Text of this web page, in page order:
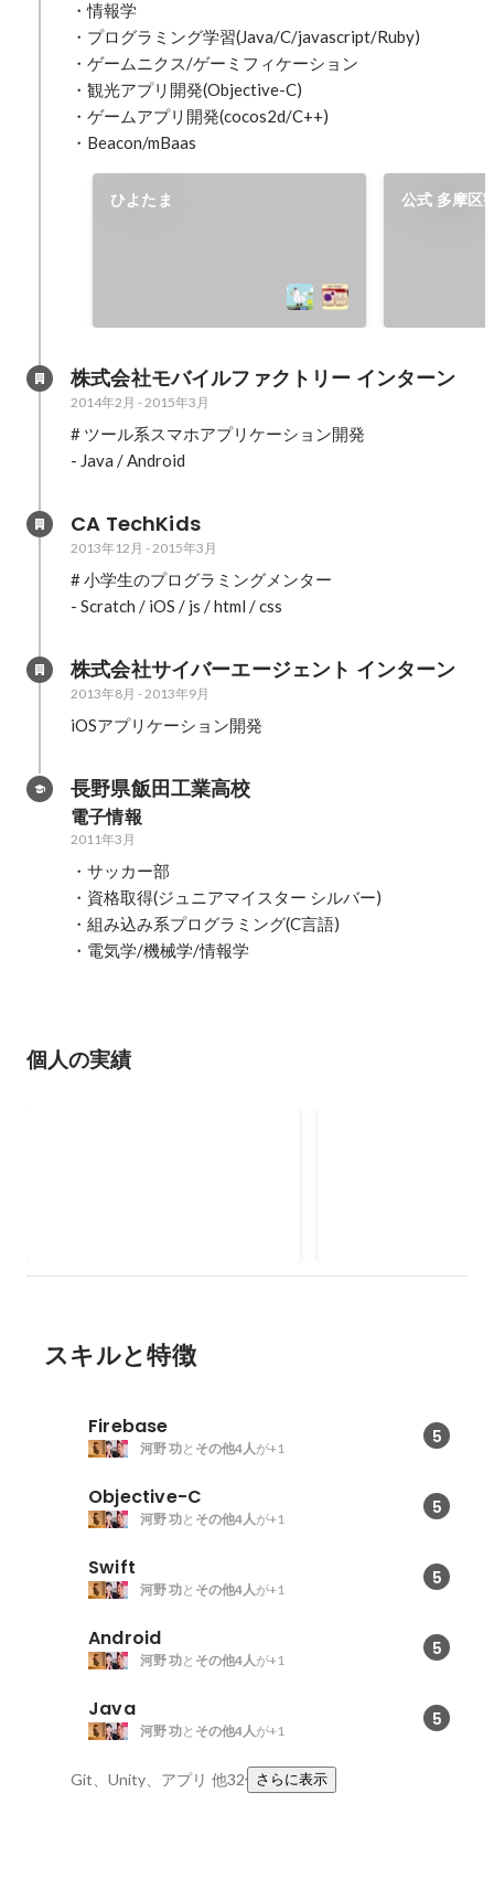
・情報学
・プログラミング学習(Java/C/javascript/Ruby)
・ゲームニクス/ゲーミフィケーション
・観光アプリ開発(Objective-C)
・ゲームアプリ開発(cocos2d/C++)
・Beacon/mBaas
ひよたま 公式 多摩区
株式会社モバイルファクトリー インターン
2014年2月 -2015年3月
# ツール系スマホアプリケーション開発
- Java / Android
CA TechKids
2013年12月 -2015年3月
# 小学生のプログラミングメンター
- Scratch / iOS / js / html / css
株式会社サイバーエージェント インターン
2013年8月 -2013年9月
iOSアプリケーション開発
長野県飯田工業高校
電子情報
2011年3月
・サッカー部
・資格取得(ジュニアマイスター シルバー)
・組み込み系プログラミング(C言語)
・電気学/機械学/情報学
個人の実績
スキルと特徴
Firebase 5
河野 功と その他4人が+1
Objective-C 5
河野 功と その他4人が+1
Swift 5
河野 功と その他4人が+1
Android 5
河野 功と その他4人が+1
Java 5
河野 功と その他4人が+1
Git、Unity、アプリ 他32件さらに表示